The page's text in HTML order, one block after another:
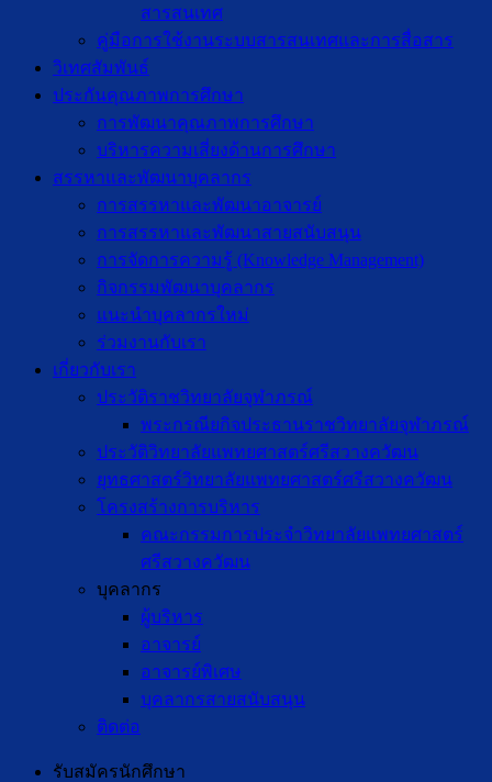
สารสนเทศ
คู่มือการใช้งานระบบสารสนเทศและการสื่อสาร
วิเทศสัมพันธ์
ประกันคุณภาพการศึกษา
การพัฒนาคุณภาพการศึกษา
บริหารความเสี่ยงด้านการศึกษา
สรรหาและพัฒนาบุคลากร
การสรรหาและพัฒนาอาจารย์
การสรรหาและพัฒนาสายสนับสนุน
การจัดการความรู้ (Knowledge Management)
กิจกรรมพัฒนาบุคลากร
แนะนำบุคลากรใหม่
ร่วมงานกับเรา
เกี่ยวกับเรา
ประวัติราชวิทยาลัยจุฬาภรณ์
พระกรณียกิจประธานราชวิทยาลัยจุฬาภรณ์
ประวัติวิทยาลัยแพทยศาสตร์ศรีสวางควัฒน
ยุทธศาสตร์วิทยาลัยแพทยศาสตร์ศรีสวางควัฒน
โครงสร้างการบริหาร
คณะกรรมการประจำวิทยาลัยแพทยศาสตร์
ศรีสวางควัฒน
บุคลากร
ผู้บริหาร
อาจารย์
อาจารย์พิเศษ
บุคลากรสายสนับสนุน
ติดต่อ
รับสมัครนักศึกษา